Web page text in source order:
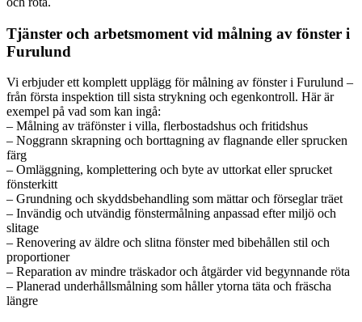
Tjänster och arbetsmoment vid målning av fönster i
Furulund
Vi erbjuder ett komplett upplägg för målning av fönster i Furulund –
från första inspektion till sista strykning och egenkontroll. Här är
exempel på vad som kan ingå:
– Målning av träfönster i villa, flerbostadshus och fritidshus
– Noggrann skrapning och borttagning av flagnande eller sprucken
färg
– Omläggning, komplettering och byte av uttorkat eller sprucket
fönsterkitt
– Grundning och skyddsbehandling som mättar och förseglar träet
– Invändig och utvändig fönstermålning anpassad efter miljö och
slitage
– Renovering av äldre och slitna fönster med bibehållen stil och
proportioner
– Reparation av mindre träskador och åtgärder vid begynnande röta
– Planerad underhållsmålning som håller ytorna täta och fräscha
längre